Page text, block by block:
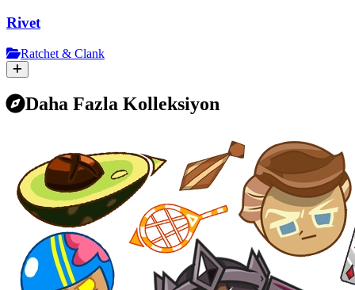
Rivet
Ratchet & Clank
Daha Fazla Kolleksiyon